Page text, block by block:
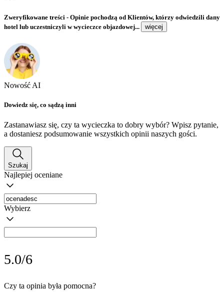
Zweryfikowane treści - Opinie pochodzą od Klientów, którzy odwiedzili dany
hotel lub uczestniczyli w wycieczce objazdowej...
więcej
Nowość AI
Dowiedz się, co sądzą inni
Zastanawiasz się, czy ta wycieczka to dobry wybór? Wpisz pytanie,
a dostaniesz podsumowanie wszystkich opinii naszych gości.
Szukaj
Najlepiej oceniane
Wybierz
5.0/6
Czy ta opinia była pomocna?